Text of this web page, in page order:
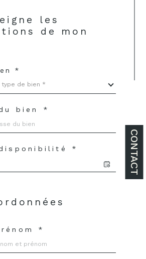
CONTACT
les
de mon
*
de bien *
bien *
*
*